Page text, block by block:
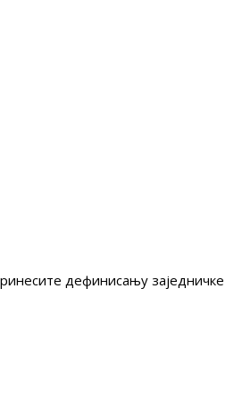
дефинисању заједничке